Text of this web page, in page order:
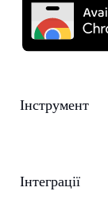
Інструмент
Інтеграції